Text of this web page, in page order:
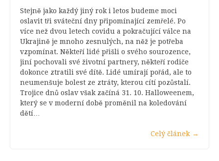
Stejně jako každý jiný rok i letos budeme moci
oslavit tři sváteční dny připomínající zemřelé. Po
více než dvou letech covidu a pokračující válce na
Ukrajině je mnoho zesnulých, na něž je potřeba
vzpomínat. Někteří lidé přišli o svého sourozence,
jiní pochovali své životní partnery, někteří rodiče
dokonce ztratili své dítě. Lidé umírají pořád, ale to
neumenšuje bolest ze ztráty, kterou cítí pozůstalí.
Trojice dnů oslav však začíná 31. 10. Halloweenem,
který se v moderní době proměnil na koledování
dětí…
Celý článek →